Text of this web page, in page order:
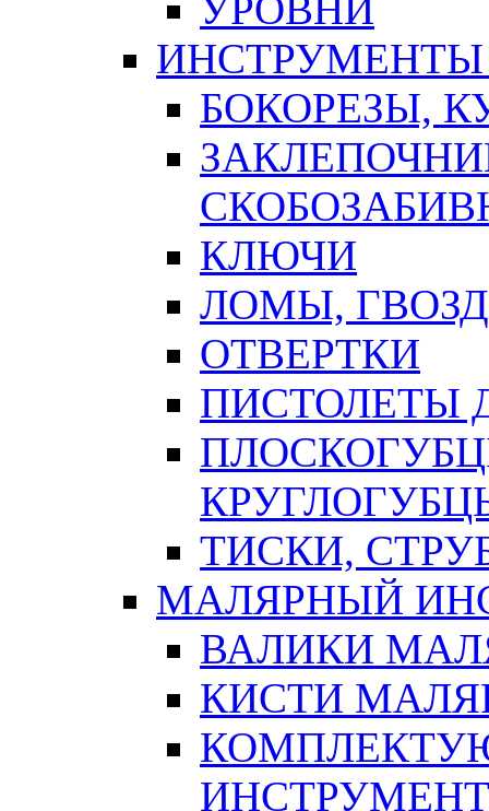
УРОВНИ
БОКОРЕЗЫ,
КЛЮЧИ
ЛОМЫ,
ОТВЕРТКИ
ПИСТОЛЕТЫ
ТИСКИ,
МАЛЯРНЫЙ
ВАЛИКИ
КИСТИ